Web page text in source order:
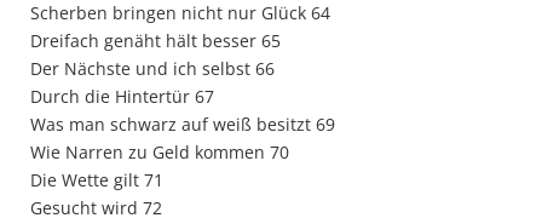
Scherben bringen nicht nur Glück 64
Dreifach genäht hält besser 65
Der Nächste und ich selbst 66
Durch die Hintertür 67
Was man schwarz auf weiß besitzt 69
Wie Narren zu Geld kommen 70
Die Wette gilt 71
Gesucht wird 72